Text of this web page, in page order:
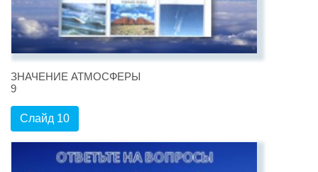
ЗНАЧЕНИЕ АТМОСФЕРЫ
9
Слайд 10